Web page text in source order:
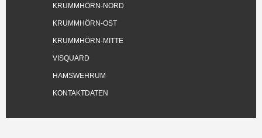
KRUMMHÖRN-NORD
KRUMMHÖRN-OST
KRUMMHÖRN-MITTE
VISQUARD
HAMSWEHRUM
KONTAKTDATEN